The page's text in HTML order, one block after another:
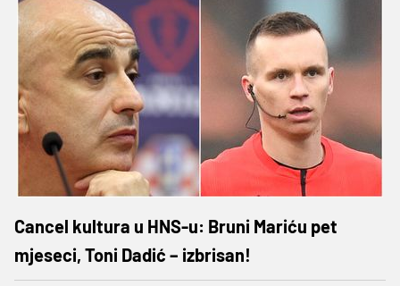
Cancel kultura u HNS-u: Bruni Mariću pet
mjeseci, Toni Dadić – izbrisan!